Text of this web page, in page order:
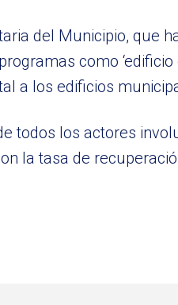
del Municipio, que
como ‘edificio
a los edificios
todos los actores
la tasa de